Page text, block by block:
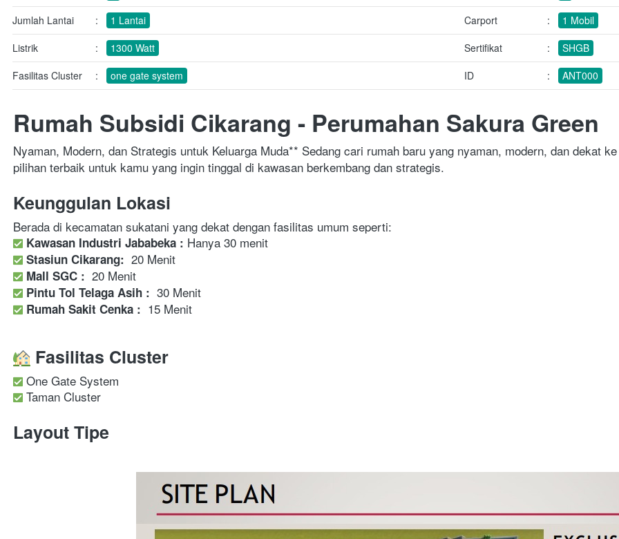
Jumlah Lantai
: 1 Lantai Carport :
1 Mobil
Listrik
: 1300 Watt Sertifikat :
SHGB
Fasilitas Cluster
: one gate system ID : ANT000
Rumah Subsidi Cikarang - Perumahan Sakura Green
Nyaman, Modern, dan Strategis untuk Keluarga Muda** Sedang cari rumah baru yang nyaman, modern, dan dekat
pilihan terbaik untuk kamu yang ingin tinggal di kawasan berkembang dan strategis.
Keunggulan Lokasi
Berada di kecamatan sukatani yang dekat dengan fasilitas umum seperti:
Kawasan Industri Jababeka : Hanya 30 menit
Stasiun Cikarang:
  20 Menit
Mall SGC :
  20 Menit
Pintu Tol Telaga Asih :
  30 Menit
Rumah Sakit Cenka :
  15 Menit
Fasilitas Cluster
One Gate System
Taman Cluster
Layout Tipe